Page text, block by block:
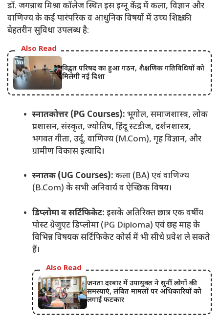
डॉ. जगन्नाथ मिश्रा कॉलेज स्थित इस इग्नू केंद्र में कला, विज्ञान और
वाणिज्य के कई पारंपरिक व आधुनिक विषयों में उच्च शिक्षा की
बेहतरीन सुविधा उपलब्ध है:
Also Read
विद्वत परिषद का हुआ गठन, शैक्षणिक गतिविधियों को
मिलेगी नई दिशा
स्नातकोत्तर (PG Courses): भूगोल, समाजशास्त्र, लोक
प्रशासन, संस्कृत, ज्योतिष, हिंदू स्टडीज, दर्शनशास्त्र,
भगवत गीता, उर्दू, वाणिज्य (M.Com), गृह विज्ञान, और
ग्रामीण विकास इत्यादि।
स्नातक (UG Courses): कला (BA) एवं वाणिज्य
(B.Com) के सभी अनिवार्य व ऐच्छिक विषय।
डिप्लोमा व सर्टिफिकेट: इसके अतिरिक्त छात्र एक वर्षीय
पोस्ट ग्रेजुएट डिप्लोमा (PG Diploma) एवं छह माह के
विभिन्न विषयक सर्टिफिकेट कोर्स में भी सीधे प्रवेश ले सकते
हैं।
Also Read
जनता दरबार में उपायुक्त ने सुनीं लोगों की
समस्याएं, लंबित मामलों पर अधिकारियों को
लगाई फटकार